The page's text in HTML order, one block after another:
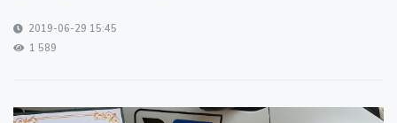
2019-06-29 15:45
1 589